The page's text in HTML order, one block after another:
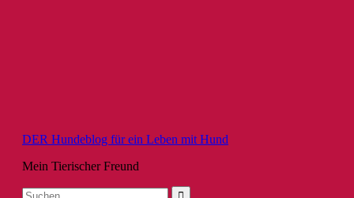
DER Hundeblog für ein Leben mit Hund
Mein Tierischer Freund
Suche